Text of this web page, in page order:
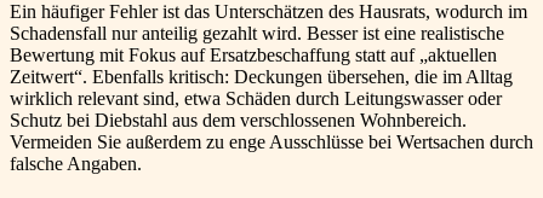
Ein häufiger Fehler ist das Unterschätzen des Hausrats, wodurch im
Schadensfall nur anteilig gezahlt wird. Besser ist eine realistische
Bewertung mit Fokus auf Ersatzbeschaffung statt auf „aktuellen
Zeitwert“. Ebenfalls kritisch: Deckungen übersehen, die im Alltag
wirklich relevant sind, etwa Schäden durch Leitungswasser oder
Schutz bei Diebstahl aus dem verschlossenen Wohnbereich.
Vermeiden Sie außerdem zu enge Ausschlüsse bei Wertsachen durch
falsche Angaben.